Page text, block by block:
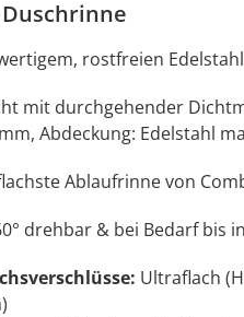
rostfreien Edelstahl
mit durchgehender
Abdeckung: Edelstahl
Ablaufrinne von
drehbar & bei Bedarf bis
Ultraflach